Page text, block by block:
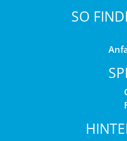
SO